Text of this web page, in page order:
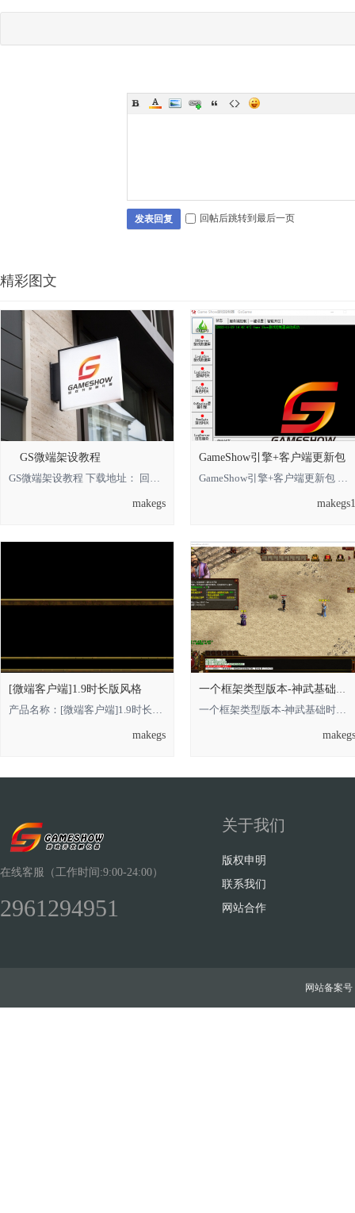
发表回复 回帖后跳转到最后一页
精彩图文
GS微端架设教程
GS微端架设教程 下载地址： 回复可见 **** 本内容被作者隐藏 ****
makegs
GameShow引擎+客户端更新包
GameShow引擎+客户端更新包 下载地址： 回复可见 **** 本内容被作者隐藏 **** *
makegs1
[微端客户端]1.9时长版风格
产品名称：[微端客户端]1.9时长版风格 **** 本内容被作者隐藏 **** **** 本内容被
makegs
一个框架类型版本-神武基础时长版的，借鉴
一个框架类型版本-神武基础时长版的**** 本内容被作者隐藏 ****，借鉴即可 金币
makegs
在线客服（工作时间:9:00-24:00）
2961294951
关于我们
版权申明
联系我们
网站合作
网站备案号